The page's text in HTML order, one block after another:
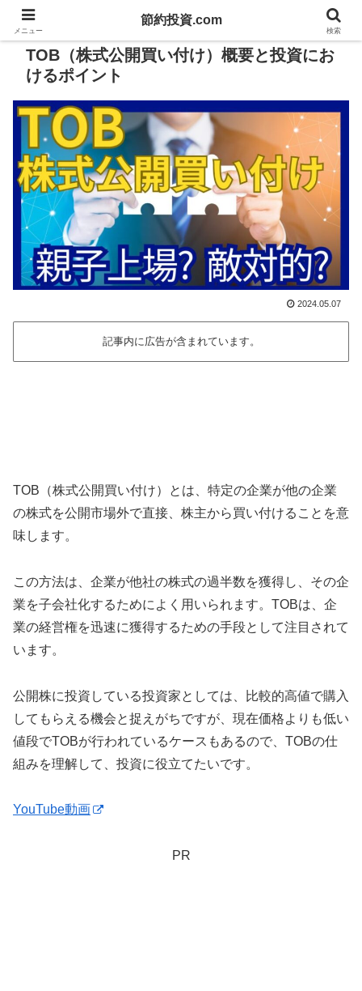
PR
TOB（株式公開買い付け）概要と投資にお
けるポイント
2024.05.07
記事内に広告が含まれています。
TOB（株式公開買い付け）とは、特定の企業が他の企業
の株式を公開市場外で直接、株主から買い付けることを意
味します。
この方法は、企業が他社の株式の過半数を獲得し、その企
業を子会社化するためによく用いられます。TOBは、企
業の経営権を迅速に獲得するための手段として注目されて
います。
公開株に投資している投資家としては、比較的高値で購入
してもらえる機会と捉えがちですが、現在価格よりも低い
値段でTOBが行われているケースもあるので、TOBの仕
組みを理解して、投資に役立てたいです。
YouTube動画
PR
メニュー
節約投資.com
検索